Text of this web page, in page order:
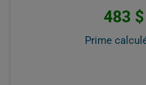
483
Prime